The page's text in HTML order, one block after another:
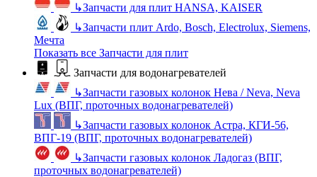
↳Запчасти для плит HANSA, KAISER
↳Запчасти плит Ardo, Bosch, Electrolux, Siemens,
Мечта
Показать все Запчасти для плит
Запчасти для водонагревателей
↳Запчасти газовых колонок Нева / Neva, Neva
Lux (ВПГ, проточных водонагревателей)
↳Запчасти газовых колонок Астра, КГИ-56,
ВПГ-19 (ВПГ, проточных водонагревателей)
↳Запчасти газовых колонок Ладогаз (ВПГ,
проточных водонагревателей)